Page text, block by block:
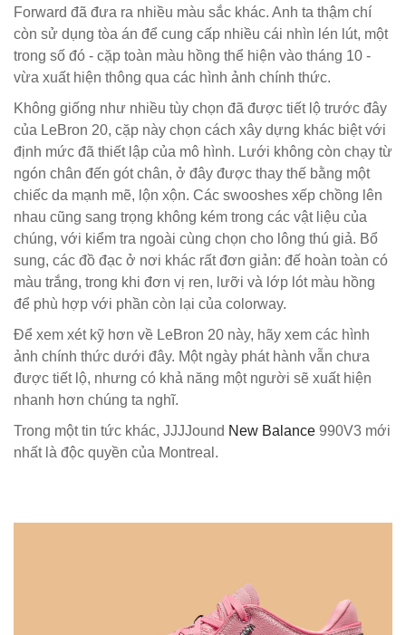
Forward đã đưa ra nhiều màu sắc khác. Anh ta thậm chí
còn sử dụng tòa án để cung cấp nhiều cái nhìn lén lút, một
trong số đó - cặp toàn màu hồng thể hiện vào tháng 10 -
vừa xuất hiện thông qua các hình ảnh chính thức.
Không giống như nhiều tùy chọn đã được tiết lộ trước đây
của LeBron 20, cặp này chọn cách xây dựng khác biệt với
định mức đã thiết lập của mô hình. Lưới không còn chạy từ
ngón chân đến gót chân, ở đây được thay thế bằng một
chiếc da mạnh mẽ, lộn xộn. Các swooshes xếp chồng lên
nhau cũng sang trọng không kém trong các vật liệu của
chúng, với kiểm tra ngoài cùng chọn cho lông thú giả. Bổ
sung, các đồ đạc ở nơi khác rất đơn giản: đế hoàn toàn có
màu trắng, trong khi đơn vị ren, lưỡi và lớp lót màu hồng
để phù hợp với phần còn lại của colorway.
Để xem xét kỹ hơn về LeBron 20 này, hãy xem các hình
ảnh chính thức dưới đây. Một ngày phát hành vẫn chưa
được tiết lộ, nhưng có khả năng một người sẽ xuất hiện
nhanh hơn chúng ta nghĩ.
Trong một tin tức khác, JJJJound New Balance 990V3 mới
nhất là độc quyền của Montreal.